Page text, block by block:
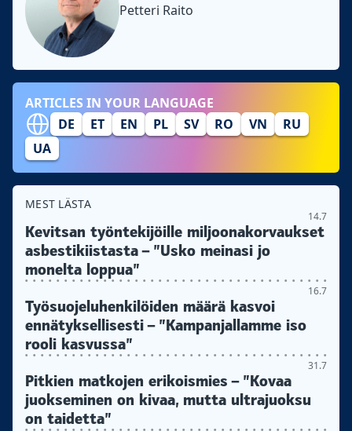
Petteri Raito
ARTICLES IN YOUR LANGUAGE
DE
ET EN PL SV RO VN
RU
UA
MEST LÄSTA
14.7
Kevitsan työntekijöille miljoonakorvaukset
asbestikiistasta – ”Usko meinasi jo
monelta loppua”
16.7
Työsuojeluhenkilöiden määrä kasvoi
ennätyksellisesti – ”Kampanjallamme iso
rooli kasvussa”
31.7
Pitkien matkojen erikoismies – ”Kovaa
juokseminen on kivaa, mutta ultrajuoksu
on taidetta”